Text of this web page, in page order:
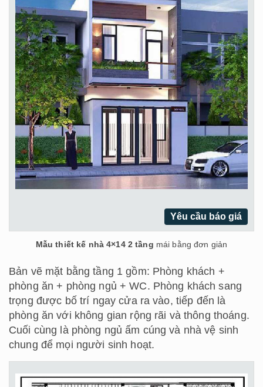
Yêu cầu báo giá
Mẫu thiết kế nhà 4×14 2 tầng mái bằng đơn giản
Bản vẽ mặt bằng tầng 1 gồm: Phòng khách +
phòng ăn + phòng ngủ + WC. Phòng khách sang
trọng được bố trí ngay cửa ra vào, tiếp đến là
phòng ăn với không gian rộng rãi và thông thoáng.
Cuối cùng là phòng ngủ ấm cúng và nhà vệ sinh
chung để mọi người sinh hoạt.